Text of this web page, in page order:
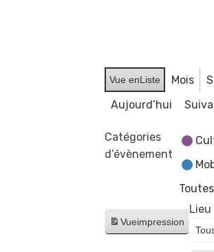
Vue enListe Mois
Aujourd’hui
Catégories
d’évènement
Vueimpression
Lieu